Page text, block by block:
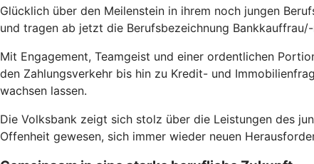
Glücklich über den Meilenstein in ihrem noch jungen
und tragen ab jetzt die Berufsbezeichnung
Mit Engagement, Teamgeist und einer ordentlichen
den Zahlungsverkehr bis hin zu Kredit- und
wachsen lassen.
Die Volksbank zeigt sich stolz über die Leistungen des
Offenheit gewesen, sich immer wieder neuen